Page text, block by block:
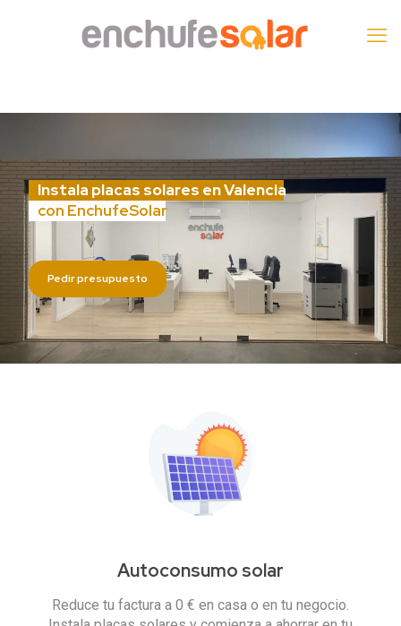
con EnchufeSolar
Pedir presupuesto
Instala placas solares en Valencia
Autoconsumo solar
Reduce tu factura a 0 € en casa o en tu negocio.